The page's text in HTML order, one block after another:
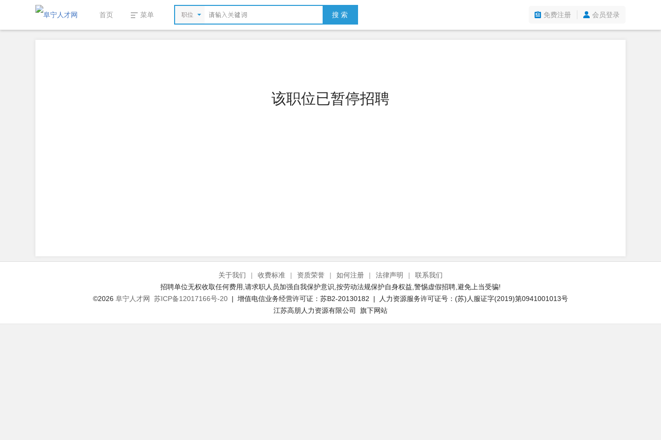
首页 菜单 职位 搜 索 免费注册 会员登录
该职位已暂停招聘
关于我们 | 收费标准 | 资质荣誉 | 如何注册 | 法律声明 |
联系我们
招聘单位无权收取任何费用,请求职人员加强自我保护意识,按劳动法规保护自身权益,警惕虚假招聘,避免上当受骗!
©2026 阜宁人才网 苏ICP备12017166号-20 | 增值电信业务经营许可证：苏B2-20130182 | 人力资源服务许可证号：(苏)人服证字(2019)第0941001013号
江苏高朋人力资源有限公司 旗下网站